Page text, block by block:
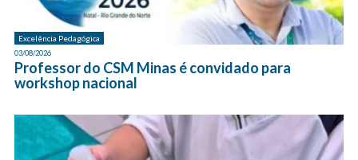
Excelência Pedagógica
03/08/2026
Professor do CSM Minas é convidado para
workshop nacional